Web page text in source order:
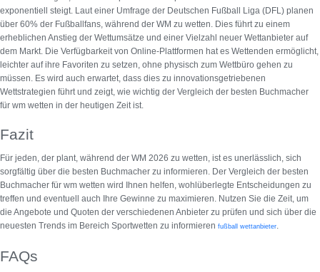
exponentiell steigt. Laut einer Umfrage der Deutschen Fußball Liga (DFL) planen
über 60% der Fußballfans, während der WM zu wetten. Dies führt zu einem
erheblichen Anstieg der Wettumsätze und einer Vielzahl neuer Wettanbieter auf
dem Markt. Die Verfügbarkeit von Online-Plattformen hat es Wettenden ermöglicht,
leichter auf ihre Favoriten zu setzen, ohne physisch zum Wettbüro gehen zu
müssen. Es wird auch erwartet, dass dies zu innovationsgetriebenen
Wettstrategien führt und zeigt, wie wichtig der Vergleich der besten Buchmacher
für wm wetten in der heutigen Zeit ist.
Fazit
Für jeden, der plant, während der WM 2026 zu wetten, ist es unerlässlich, sich
sorgfältig über die besten Buchmacher zu informieren. Der Vergleich der besten
Buchmacher für wm wetten wird Ihnen helfen, wohlüberlegte Entscheidungen zu
treffen und eventuell auch Ihre Gewinne zu maximieren. Nutzen Sie die Zeit, um
die Angebote und Quoten der verschiedenen Anbieter zu prüfen und sich über die
neuesten Trends im Bereich Sportwetten zu informieren fußball wettanbieter
FAQs